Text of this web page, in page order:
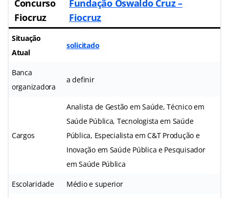
Concurso
Fiocruz
Fundação Oswaldo Cruz –
Fiocruz
Situação
Atual
solicitado
Banca
organizadora
a definir
Cargos
Analista de Gestão em Saúde, Técnico em
Saúde Pública, Tecnologista em Saúde
Pública, Especialista em C&T Produção e
Inovação em Saúde Pública e Pesquisador
em Saúde Pública
Escolaridade Médio e superior